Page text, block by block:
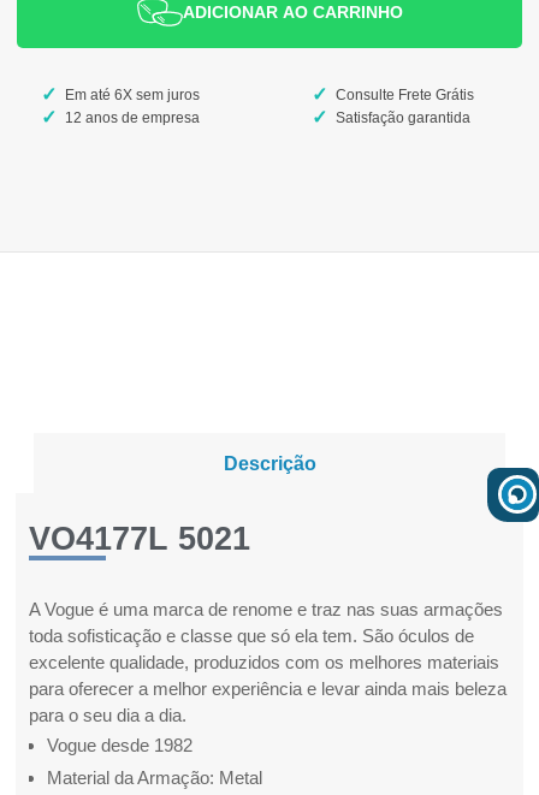
ADICIONAR AO CARRINHO
Em até 6X sem juros
12 anos de empresa
Consulte Frete Grátis
Satisfação garantida
Descrição
VO4177L 5021
A Vogue é uma marca de renome e traz nas suas armações
toda sofisticação e classe que só ela tem. São óculos de
excelente qualidade, produzidos com os melhores materiais
para oferecer a melhor experiência e levar ainda mais beleza
para o seu dia a dia.
Vogue desde 1982
Material da Armação: Metal